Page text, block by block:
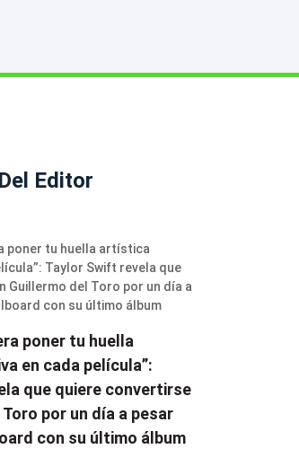
Editor
poner tu huella
en cada película”:
que quiere convertirse
por un día a pesar
con su último álbum